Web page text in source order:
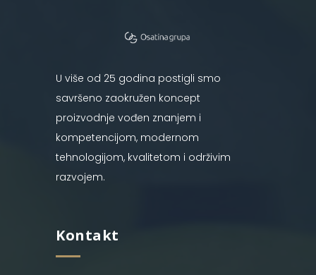
U više od 25 godina postigli smo
savršeno zaokružen koncept
proizvodnje vođen znanjem i
kompetencijom, modernom
tehnologijom, kvalitetom i održivim
razvojem.
Kontakt